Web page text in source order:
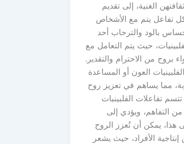
الغنية، إلى تقديم
تفاعل يتم مع الأشخاص
بالود والترحاب أحد
حيث يتم التعامل مع
بروح من الاحترام والتقدير.
العون أو المساعدة
مما يساهم في تعزيز روح
تفاعلات الفلبينيات
التفاهم، ويؤدي إلى
هذا، يمكن أن تُعزز الروح
الأفراد، حيث يشعر